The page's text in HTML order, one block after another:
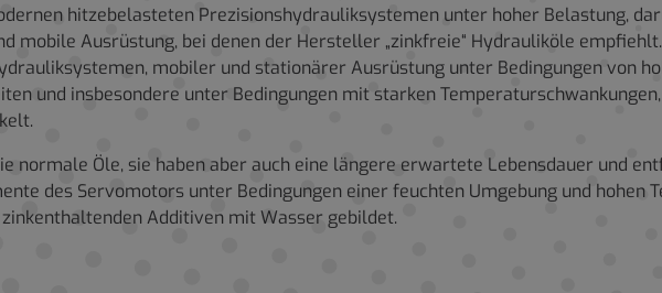
hitzebelasteten Prezisionshydrauliksystemen unter hoher Belastung,
mobile Ausrüstung, bei denen der Hersteller „zinkfreie“ Hydrauliköle
mobiler und stationärer Ausrüstung unter Bedingungen von
und insbesondere unter Bedingungen mit starken
normale Öle, sie haben aber auch eine längere erwartete Lebensdauer und
des Servomotors unter Bedingungen einer feuchten Umgebung und hohen
Additiven mit Wasser gebildet.